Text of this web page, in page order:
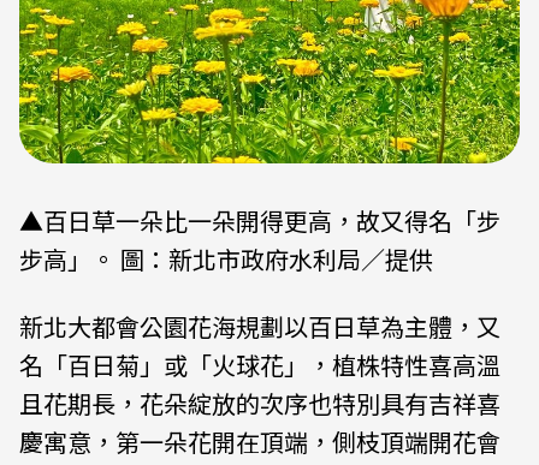
▲百日草一朵比一朵開得更高，故又得名「步
步高」。 圖：新北市政府水利局／提供
新北大都會公園花海規劃以百日草為主體，又
名「百日菊」或「火球花」，植株特性喜高溫
且花期長，花朵綻放的次序也特別具有吉祥喜
慶寓意，第一朵花開在頂端，側枝頂端開花會